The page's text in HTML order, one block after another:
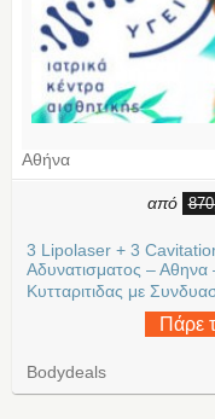
Αθήνα
από
3 Lipolaser + 3
Αδυνατισματος –
Κυτταριτιδας με
Πάρε
Bodydeals